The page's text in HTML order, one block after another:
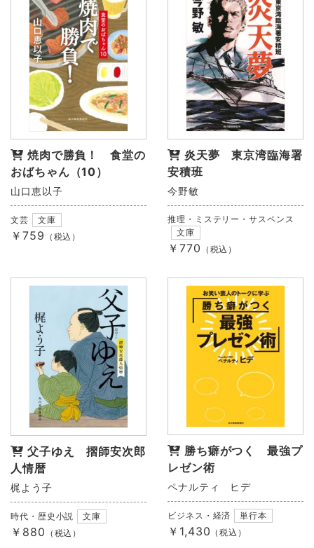
焼肉で勝負！ 食堂の
おばちゃん（10）
山口恵以子
文芸 文庫
￥759 （税込）
炎天夢 東京湾臨海署
安積班
今野敏
推理・ミステリー・サスペンス
文庫
￥770 （税込）
父子ゆえ 摺師安次郎
人情暦
梶よう子
時代・歴史小説 文庫
￥880 （税込）
勝ち癖がつく 最強プ
レゼン術
ペナルティ ヒデ
ビジネス・経済 単行本
￥1,430 （税込）